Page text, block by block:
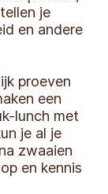
je
en andere
proeven
een
lunch met
je al je
zwaaien
en kennis